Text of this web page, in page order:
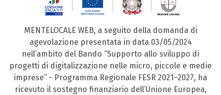
MENTELOCALE WEB, a seguito della domanda di
agevolazione presentata in data 03/05/2024
nell’ambito del Bando “Supporto allo sviluppo di
progetti di digitalizzazione nelle micro, piccole e medie
imprese” - Programma Regionale FESR 2021–2027, ha
ricevuto il sostegno finanziario dell’Unione Europea,